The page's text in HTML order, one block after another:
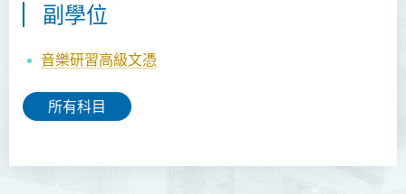
副學位
音樂研習高級文憑
所有科目